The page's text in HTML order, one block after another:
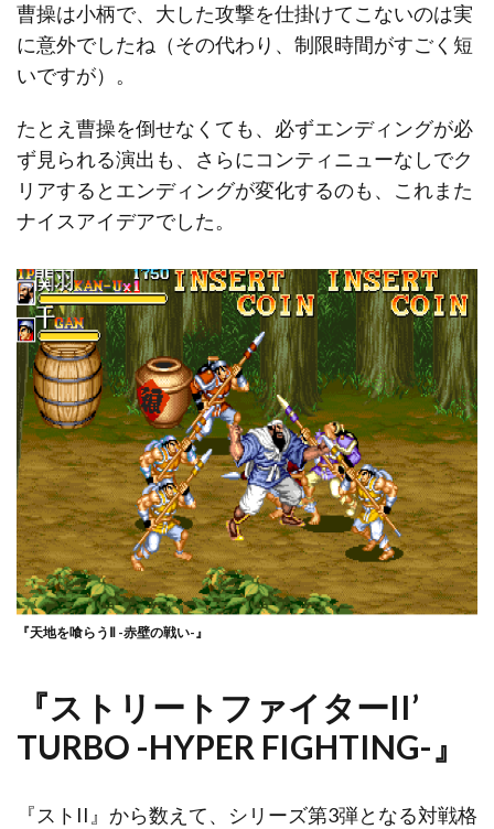
曹操は小柄で、大した攻撃を仕掛けてこないのは実
に意外でしたね（その代わり、制限時間がすごく短
いですが）。
たとえ曹操を倒せなくても、必ずエンディングが必
ず見られる演出も、さらにコンティニューなしでク
リアするとエンディングが変化するのも、これまた
ナイスアイデアでした。
『天地を喰らうⅡ -赤壁の戦い-』
『ストリートファイターII’
TURBO -HYPER FIGHTING-』
『ストII』から数えて、シリーズ第3弾となる対戦格